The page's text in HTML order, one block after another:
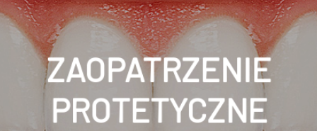
ZAOPATRZENIE
PROTETYCZNE